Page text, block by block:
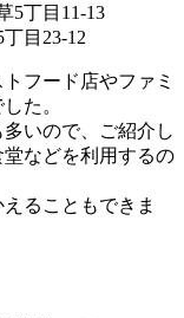
5丁目11-13
目23-12
フード店やファミ
た。
いので、ご紹介し
などを利用するの
ることもできま